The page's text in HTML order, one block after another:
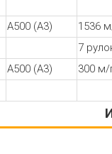
А500 (А3)
1536
7
А500 (А3)
300 м/